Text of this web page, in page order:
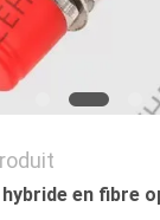
en fibre